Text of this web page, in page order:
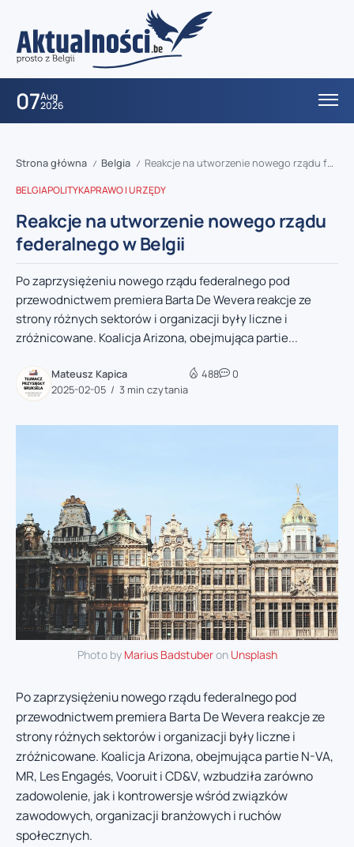
07Aug
2026
Strona główna / Belgia / Reakcje na utworzenie nowego rządu federalnego w Belgii
BELGIAPOLITYKAPRAWO I URZĘDY
Reakcje na utworzenie nowego rządu
federalnego w Belgii
Po zaprzysiężeniu nowego rządu federalnego pod
przewodnictwem premiera Barta De Wevera reakcje ze
strony różnych sektorów i organizacji były liczne i
zróżnicowane. Koalicja Arizona, obejmująca partie...
Mateusz Kapica
2025-02-05
3 min czytania
488 0
Photo by Marius Badstuberon Unsplash
Po zaprzysiężeniu nowego rządu federalnego pod
przewodnictwem premiera Barta De Wevera reakcje ze
strony różnych sektorów i organizacji były liczne i
zróżnicowane. Koalicja Arizona, obejmująca partie N-VA,
MR, Les Engagés, Vooruit i CD&V, wzbudziła zarówno
zadowolenie, jak i kontrowersje wśród związków
zawodowych, organizacji branżowych i ruchów
społecznych.